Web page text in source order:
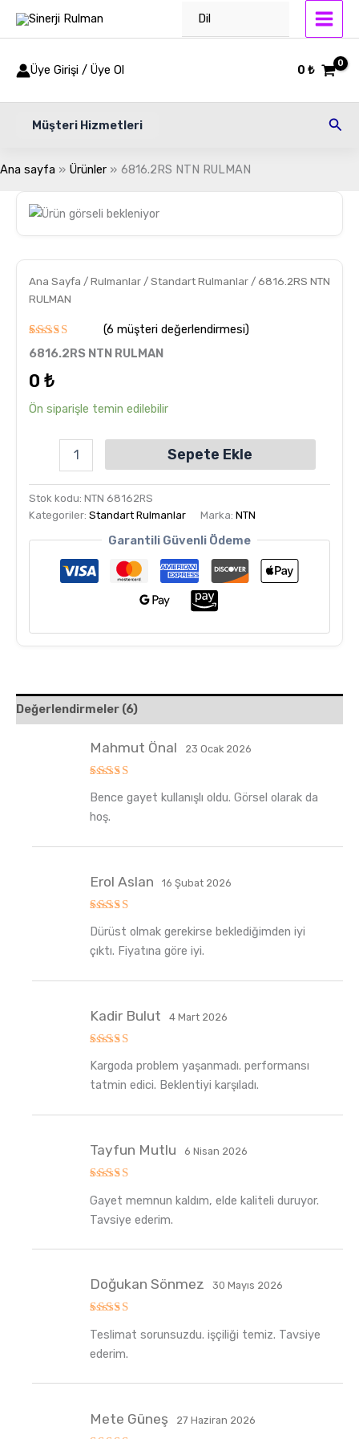
atla
Dil
Üye Girişi / Üye Ol 0₺
Müşteri Hizmetleri
Ana sayfa Ürünler 6816.2RS NTN RULMAN
Ana Sayfa /Rulmanlar /Standart Rulmanlar / 6816.2RS NTN
RULMAN
6müşteri
puanına
5
5.00puan
aldı
(6 müşteri değerlendirmesi)
6816.2RS NTN RULMAN
0 ₺
Ön siparişle temin edilebilir
NTN
Sepete Ekle
Stok kodu: NTN 68162RS
Kategoriler: Standart Rulmanlar Marka: NTN
Garantili Güvenli Ödeme
Değerlendirmeler (6)
üzerinden
5
Mahmut Önal 23 Ocak 2026
Bence gayet kullanışlı oldu. Görsel olarak da
hoş.
üzerinden
oy aldı
Erol Aslan 16 Şubat 2026
Dürüst olmak gerekirse beklediğimden iyi
çıktı. Fiyatına göre iyi.
üzerinden
5
oy aldı
Kadir Bulut 4 Mart 2026
Kargoda problem yaşanmadı. performansı
tatmin edici. Beklentiyi karşıladı.
üzerinden
5 oy aldı
Tayfun Mutlu 6 Nisan 2026
Gayet memnun kaldım, elde kaliteli duruyor.
Tavsiye ederim.
üzerinden
oy aldı
Doğukan Sönmez 30 Mayıs 2026
Teslimat sorunsuzdu. işçiliği temiz. Tavsiye
ederim.
Mete Güneş 27 Haziran 2026